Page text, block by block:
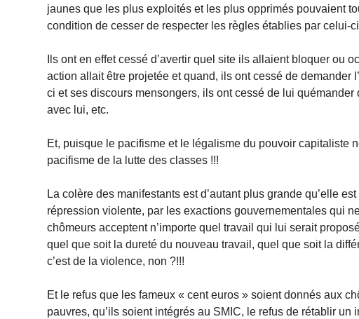
jaunes que les plus exploités et les plus opprimés pouvaient
condition de cesser de respecter les règles établies par celui-
Ils ont en effet cessé d’avertir quel site ils allaient bloquer ou
action allait être projetée et quand, ils ont cessé de demander
ci et ses discours mensongers, ils ont cessé de lui
avec lui, etc.
Et, puisque le pacifisme et le légalisme du pouvoir capitaliste
pacifisme de la lutte des classes !!!
La colère des manifestants est d’autant plus grande qu’elle
répression violente, par les exactions gouvernementales qui
chômeurs acceptent n’importe quel travail qui lui serait
quel que soit la dureté du nouveau travail, quel que soit la
c’est de la violence, non ?!!!
Et le refus que les fameux « cent euros » soient donnés aux
pauvres, qu’ils soient intégrés au SMIC, le refus de rétablir